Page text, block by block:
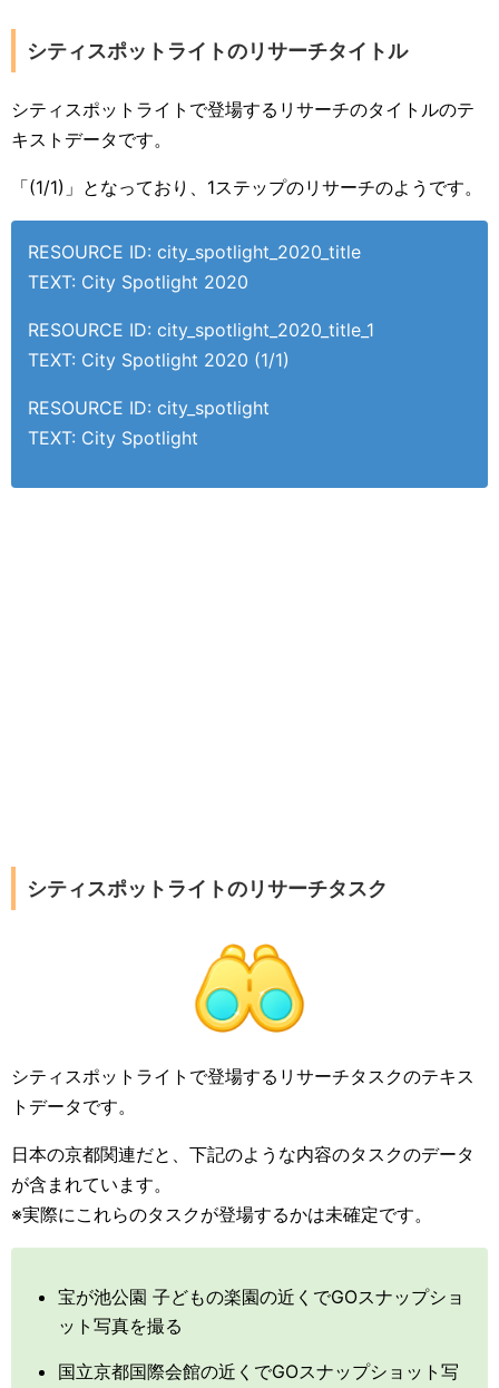
シティスポットライトのリサーチタイトル
シティスポットライトで登場するリサーチのタイトルのテ
キストデータです。
「(1/1)」となっており、1ステップのリサーチのようです。
RESOURCE ID: city_spotlight_2020_title
TEXT: City Spotlight 2020
RESOURCE ID: city_spotlight_2020_title_1
TEXT: City Spotlight 2020 (1/1)
RESOURCE ID: city_spotlight
TEXT: City Spotlight
シティスポットライトのリサーチタスク
シティスポットライトで登場するリサーチタスクのテキス
トデータです。
日本の京都関連だと、下記のような内容のタスクのデータ
が含まれています。
※実際にこれらのタスクが登場するかは未確定です。
宝が池公園 子どもの楽園の近くでGOスナップショ
ット写真を撮る
国立京都国際会館の近くでGOスナップショット写